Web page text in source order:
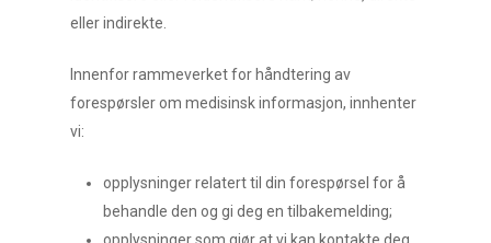
eller indirekte.
Innenfor rammeverket for håndtering av
forespørsler om medisinsk informasjon, innhenter
vi:
opplysninger relatert til din forespørsel for å
behandle den og gi deg en tilbakemelding;